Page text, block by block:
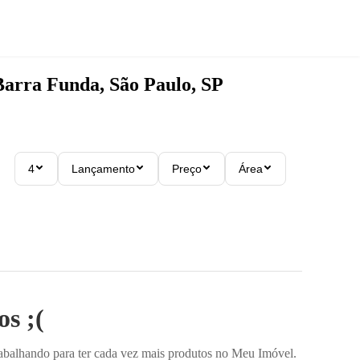
Funda, São Paulo, SP
4 Lançamento Preço Área
;(
para ter cada vez mais produtos no Meu Imóvel.